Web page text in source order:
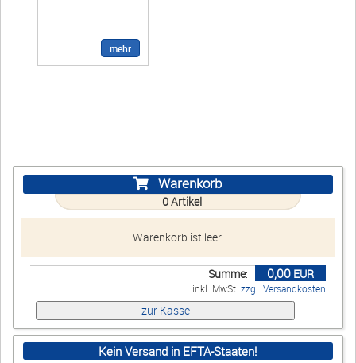
Warenkorb
0Artikel
Warenkorb ist leer.
Summe: 0,00 EUR
inkl. MwSt.zzgl. Versandkosten
Kein Versand in EFTA-Staaten!